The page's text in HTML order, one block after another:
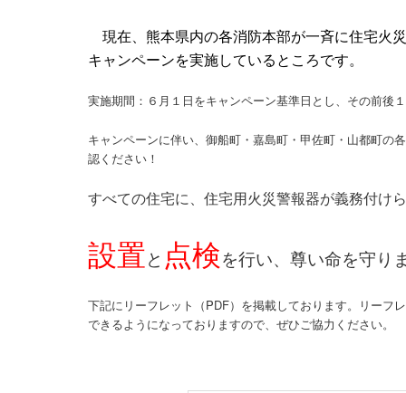
現在、熊本県内の各消防本部が一斉に住宅火
キャンペーンを実施しているところです。
実施期間：６月１日をキャンペーン基準日とし、その前後
キャンペーンに伴い、御船町・嘉島町・甲佐町・山都町の
認ください！
すべての住宅に、住宅用火災警報器が義務付け
設置と 点検を行い、尊い命を守り
下記にリーフレット（PDF）を掲載しております。リーフ
できるようになっておりますので、ぜひご協力ください。